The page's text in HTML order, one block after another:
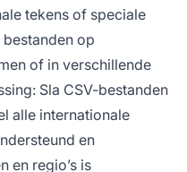
tekens of speciale
op
of in verschillende
Sla CSV-bestanden
alle internationale
en
en regio’s is